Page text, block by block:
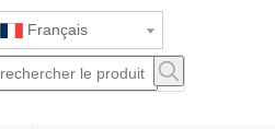
Français